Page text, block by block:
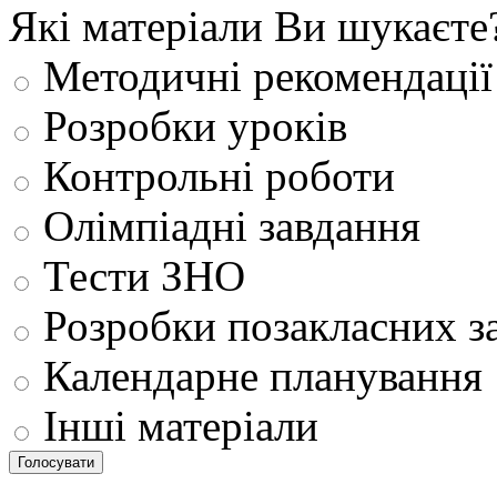
Які матеріали Ви
Методичні рекомендації
Розробки уроків
Контрольні роботи
Олімпіадні завдання
Тести ЗНО
Розробки позакласних
Календарне планування
Інші матеріали